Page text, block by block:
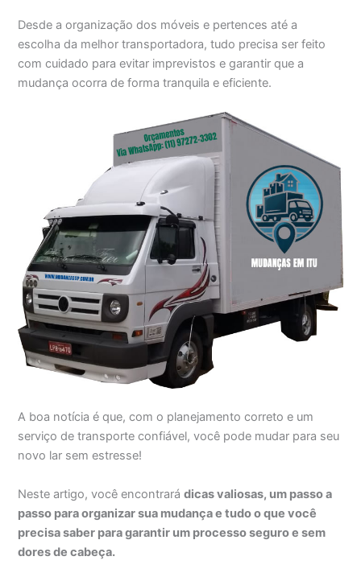
Desde a organização dos móveis e pertences até a
escolha da melhor transportadora, tudo precisa ser feito
com cuidado para evitar imprevistos e garantir que a
mudança ocorra de forma tranquila e eficiente.
A boa notícia é que, com o planejamento correto e um
serviço de transporte confiável, você pode mudar para seu
novo lar sem estresse!
Neste artigo, você encontrarádicas valiosas, um passo a
passo para organizar sua mudança e tudo o que você
precisa saber para garantir um processo seguro e sem
dores de cabeça.